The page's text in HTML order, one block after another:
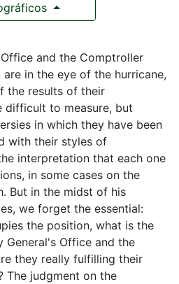
and the Comptroller
in the eye of the hurricane,
the results of their
difficult to measure, but
in which they have been
with their styles of
interpretation that each one
in some cases on the
But in the midst of his
we forget the essential:
the position, what is the
General's Office and the
they really fulfilling their
The judgment on the